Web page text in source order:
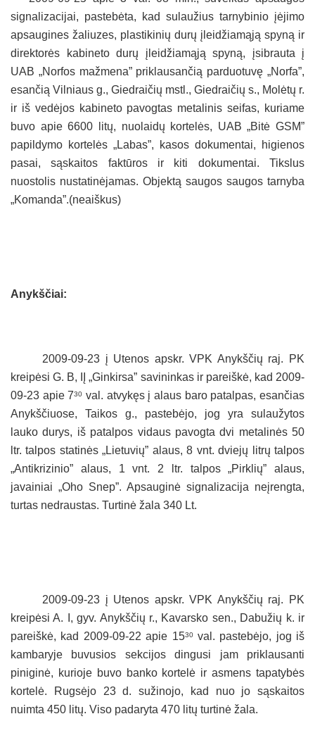
signalizacijai, pastebėta, kad sulaužius tarnybinio įėjimo
apsaugines žaliuzes, plastikinių durų įleidžiamąją spyną ir
direktorės kabineto durų įleidžiamąją spyną, įsibrauta į
UAB „Norfos mažmena” priklausančią parduotuvę „Norfa”,
esančią Vilniaus g., Giedraičių mstl., Giedraičių s., Molėtų r.
ir iš vedėjos kabineto pavogtas metalinis seifas, kuriame
buvo apie 6600 litų, nuolaidų kortelės, UAB „Bitė GSM”
papildymo kortelės „Labas”, kasos dokumentai, higienos
pasai, sąskaitos faktūros ir kiti dokumentai. Tikslus
nuostolis nustatinėjamas. Objektą saugos saugos tarnyba
„Komanda”.(neaiškus)
Anykščiai:
2009-09-23 į Utenos apskr. VPK Anykščių raj. PK
kreipėsi G. B, IĮ „Ginkirsa” savininkas ir pareiškė, kad 2009-
09-23 apie 730 val. atvykęs į alaus baro patalpas, esančias
Anykščiuose, Taikos g., pastebėjo, jog yra sulaužytos
lauko durys, iš patalpos vidaus pavogta dvi metalinės 50
ltr. talpos statinės „Lietuvių” alaus, 8 vnt. dviejų litrų talpos
„Antikrizinio” alaus, 1 vnt. 2 ltr. talpos „Pirklių” alaus,
javainiai „Oho Snep”. Apsauginė signalizacija neįrengta,
turtas nedraustas. Turtinė žala 340 Lt.
2009-09-23 į Utenos apskr. VPK Anykščių raj. PK
kreipėsi A. I, gyv. Anykščių r., Kavarsko sen., Dabužių k. ir
pareiškė, kad 2009-09-22 apie 1530val. pastebėjo, jog iš
kambaryje buvusios sekcijos dingusi jam priklausanti
piniginė, kurioje buvo banko kortelė ir asmens tapatybės
kortelė. Rugsėjo 23 d. sužinojo, kad nuo jo sąskaitos
nuimta 450 litų. Viso padaryta 470 litų turtinė žala.